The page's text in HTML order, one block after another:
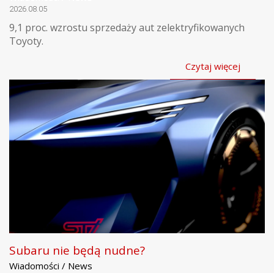
2026.08.05
9,1 proc. wzrostu sprzedaży aut zelektryfikowanych
Toyoty.
Czytaj więcej
Subaru nie będą nudne?
Wiadomości / News